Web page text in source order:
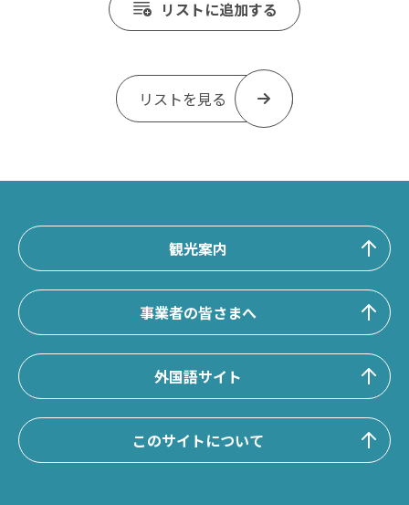
リストに追加する
リストを見る
観光案内
事業者の皆さまへ
外国語サイト
このサイトについて